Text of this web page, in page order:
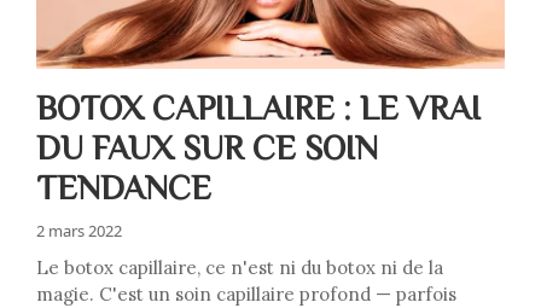
BOTOX CAPILLAIRE : LE VRAI
DU FAUX SUR CE SOIN
TENDANCE
2 mars 2022
Le botox capillaire, ce n'est ni du botox ni de la
magie. C'est un soin capillaire profond — parfois